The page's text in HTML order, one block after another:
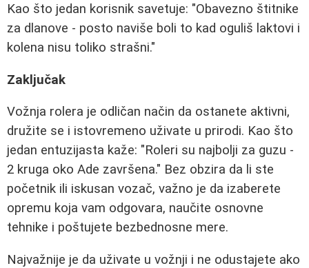
Kao što jedan korisnik savetuje: "Obavezno štitnike
za dlanove - posto naviše boli to kad oguliš laktovi i
kolena nisu toliko strašni."
Zaključak
Vožnja rolera je odličan način da ostanete aktivni,
družite se i istovremeno uživate u prirodi. Kao što
jedan entuzijasta kaže: "Roleri su najbolji za guzu -
2 kruga oko Ade završena." Bez obzira da li ste
početnik ili iskusan vozač, važno je da izaberete
opremu koja vam odgovara, naučite osnovne
tehnike i poštujete bezbednosne mere.
Najvažnije je da uživate u vožnji i ne odustajete ako